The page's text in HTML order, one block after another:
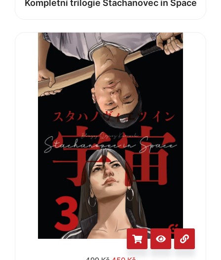
Kompletní trilogie Stachanovec in Space